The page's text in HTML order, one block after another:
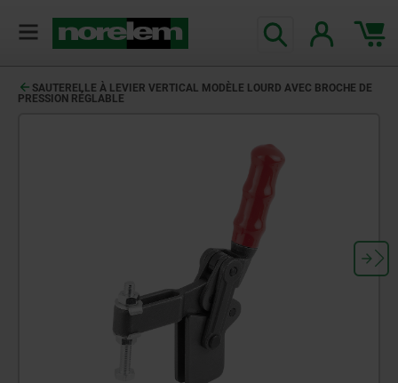
SAUTERELLE À LEVIER VERTICAL MODÈLE LOURD AVEC BROCHE DE
PRESSION RÉGLABLE